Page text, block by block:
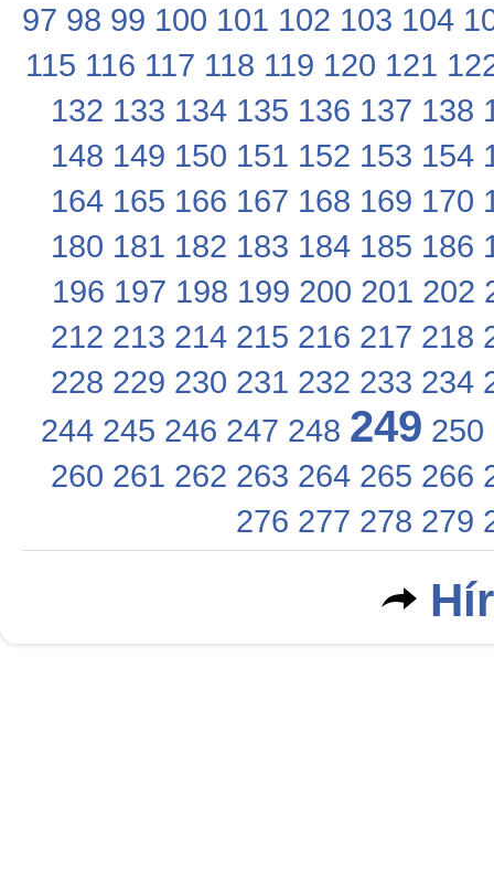
97 98 99 100 101 102 103 104
115 116 117 118 119 120 121
132 133 134 135 136 137 138
148 149 150 151 152 153 154
164 165 166 167 168 169 170
180 181 182 183 184 185 186
196 197 198 199 200 201 202
212 213 214 215 216 217 218
228 229 230 231 232 233 234
244 245 246 247 248 249 250
260 261 262 263 264 265 266
276 277 278 279